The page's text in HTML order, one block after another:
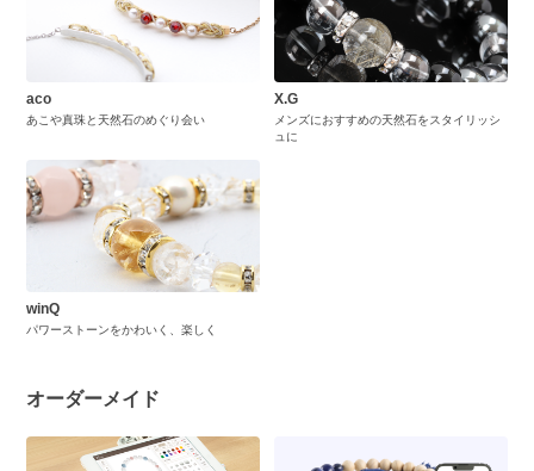
aco
あこや真珠と天然石のめぐり会い
X.G
メンズにおすすめの天然石をスタイリッシ
ュに
winQ
パワーストーンをかわいく、楽しく
オーダーメイド